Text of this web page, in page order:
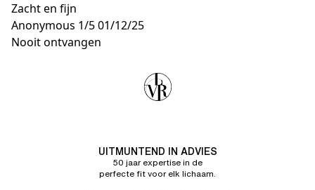
Zacht en fijn
Anonymous 1/501/12/25
Nooit ontvangen
UITMUNTEND IN ADVIES
50 jaar expertise in de
perfecte fit voor elk lichaam.